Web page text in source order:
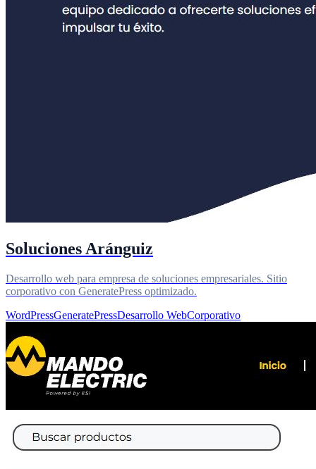
Soluciones Aránguiz
Desarrollo web para empresa de soluciones empresariales. Sitio
corporativo con GeneratePress optimizado.
WordPressGeneratePressDesarrollo WebCorporativo